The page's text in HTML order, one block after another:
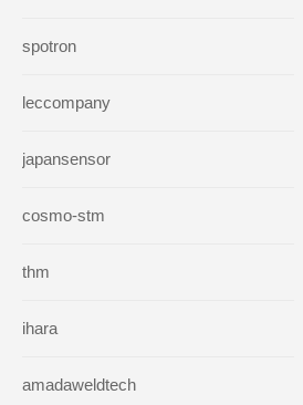
spotron
leccompany
japansensor
cosmo-stm
thm
ihara
amadaweldtech